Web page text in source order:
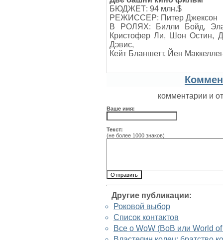
БЮДЖЕТ: 94 млн.$
РЕЖИССЕР: Питер Джексон
В РОЛЯХ: Билли Бойд,
Кристофер Ли, Шон Остин,
Дэвис,
Кейт Бланшетт, Йен
комментарии и
Ваше имя:
Текст:
(не более 1000 знаков)
Другие публикации:
Роковой выбор
Список контактов
Все о WoW (ВоВ или World of